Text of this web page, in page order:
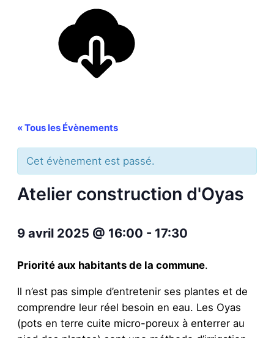
« Tous les Évènements
Cet évènement est passé.
Atelier construction d'Oyas
9 avril 2025 @ 16:00 - 17:30
Priorité aux habitants de la commune.
Il n’est pas simple d’entretenir ses plantes et de
comprendre leur réel besoin en eau. Les Oyas
(pots en terre cuite micro-poreux à enterrer au